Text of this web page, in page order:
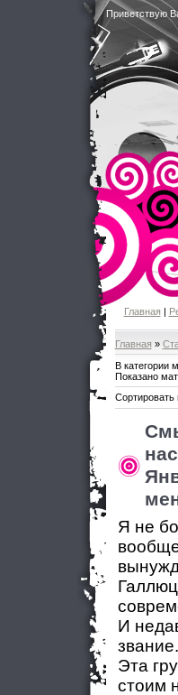
Приветствую
Главная|
Главная »
В категории
Показано
Сортировать
Я не
И
звание.
Эта
стоим